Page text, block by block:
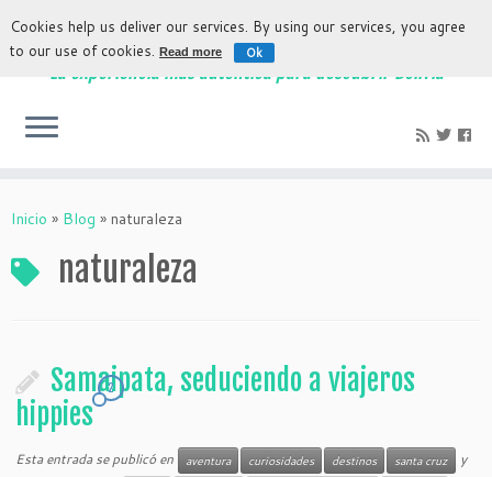
La experiencia más auténtica para descubrir Bolivia
Inicio » Blog » naturaleza
naturaleza
Samaipata, seduciendo a viajeros
hippies
2
Esta entrada se publicó en aventura curiosidades destinos santa cruz
y
Cookies help us deliver our services. By using our services, you agree
to our use of cookies.Read more Ok